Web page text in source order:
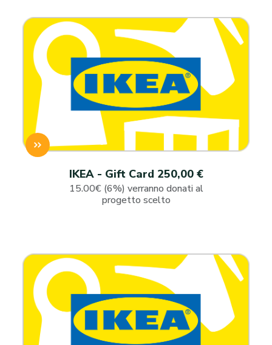
IKEA - Gift Card 250,00 €
15.00€ (6%) verranno donati al
progetto scelto